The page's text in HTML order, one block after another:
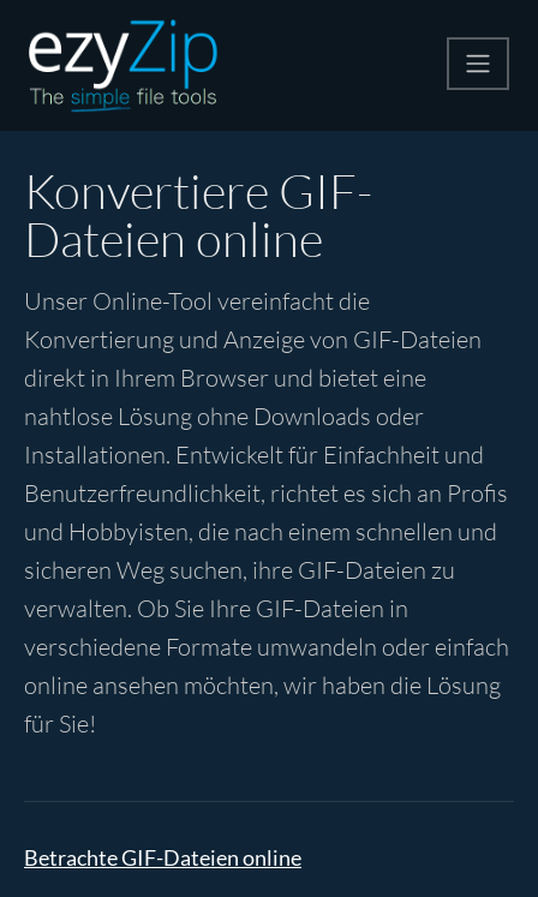
Entpacken
Konvertiere
Weitere Tools
Konvertiere GIF-
Dateien online
Unser Online-Tool vereinfacht die
Konvertierung und Anzeige von GIF-Dateien
direkt in Ihrem Browser und bietet eine
nahtlose Lösung ohne Downloads oder
Installationen. Entwickelt für Einfachheit und
Benutzerfreundlichkeit, richtet es sich an Profis
und Hobbyisten, die nach einem schnellen und
sicheren Weg suchen, ihre GIF-Dateien zu
verwalten. Ob Sie Ihre GIF-Dateien in
verschiedene Formate umwandeln oder einfach
online ansehen möchten, wir haben die Lösung
für Sie!
Betrachte GIF-Dateien online